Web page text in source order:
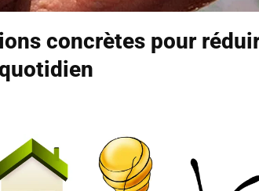
concrètes pour